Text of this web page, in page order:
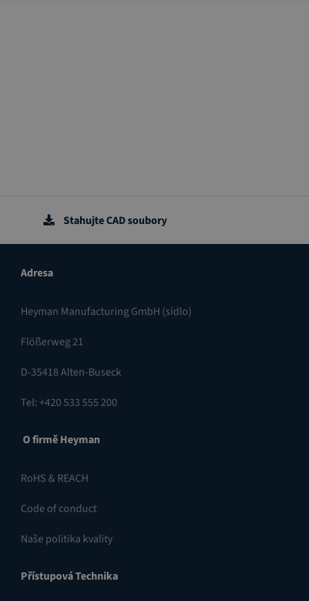
Stahujte CAD soubory
Adresa
Heyman Manufacturing GmbH (sídlo)
Flößerweg 21
D-35418 Alten-Buseck
Tel: +420 533 555 200
O firmě Heyman
RoHS & REACH
Code of conduct
Naše politika kvality
Přístupová Technika